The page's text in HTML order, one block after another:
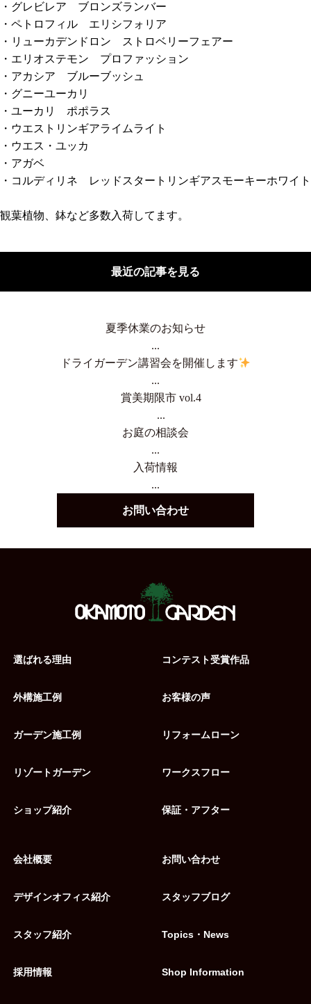
・グレビレア ブロンズランバー
・ペトロフィル エリシフォリア
・リューカデンドロン ストロベリーフェアー
・エリオステモン プロファッション
・アカシア ブルーブッシュ
・グニーユーカリ
・ユーカリ ポポラス
・ウエストリンギアライムライト
・ウエス・ユッカ
・アガベ
・コルディリネ レッドスタートリンギアスモーキーホワイト
観葉植物、鉢など多数入荷してます。
最近の記事を見る
夏季休業のお知らせ
...
ドライガーデン講習会を開催します
...
賞美期限市 vol.4
...
お庭の相談会
...
入荷情報
...
お問い合わせ
選ばれる理由
外構施工例
ガーデン施工例
リゾートガーデン
ショップ紹介
コンテスト受賞作品
お客様の声
リフォームローン
ワークスフロー
保証・アフター
会社概要
デザインオフィス紹介
スタッフ紹介
採用情報
お問い合わせ
スタッフブログ
Topics・News
Shop Information